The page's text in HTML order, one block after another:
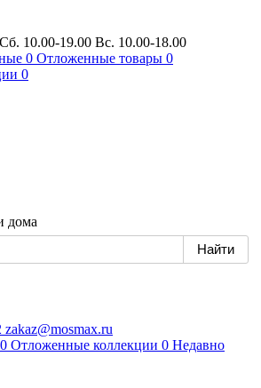
Сб. 10.00-19.00 Вс. 10.00-18.00
0 Отложенные товары 0
0
дома
zakaz@mosmax.ru
0 Отложенные коллекции 0 Недавно